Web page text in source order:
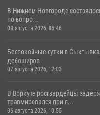
В Нижнем Новгороде
по вопро...
08 августа 2026, 06:46
Беспокойные сутки в
дебоширов
07 августа 2026, 12:03
В Воркуте росгвардейцы
травмировался при п...
06 августа 2026, 10:55